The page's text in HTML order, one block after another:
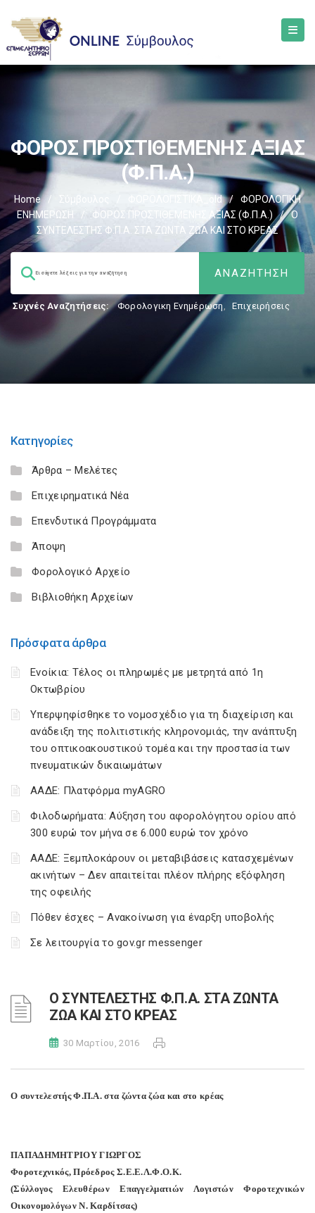
ΦΟΡΟΣ ΠΡΟΣΤΙΘΕΜΕΝΗΣ ΑΞΙΑΣ
(Φ.Π.Α.)
Home / Σύμβουλος ΦΟΡΟΛΟΓΙΣΤΙΚΑ_old /
ΦΟΡΟΛΟΓΙΚΗ
ΕΝΗΜΕΡΩΣΗ
/ ΦΟΡΟΣ ΠΡΟΣΤΙΘΕΜΕΝΗΣ ΑΞΙΑΣ (Φ.Π.Α.) /
Ο
ΣΥΝΤΕΛΕΣΤΗΣ Φ.Π.Α. ΣΤΑ ΖΩΝΤΑ ΖΩΑ ΚΑΙ ΣΤΟ ΚΡΕΑΣ
Συχνές Αναζητήσεις: Φορολογικη Ενημέρωση, Επιχειρήσεις
Κατηγορίες
Άρθρα – Μελέτες
Επιχειρηματικά Νέα
Επενδυτικά Προγράμματα
Άποψη
Φορολογικό Αρχείο
Βιβλιοθήκη Αρχείων
Πρόσφατα άρθρα
Ενοίκια: Τέλος οι πληρωμές με μετρητά από 1η
Οκτωβρίου
Υπερψηφίσθηκε το νομοσχέδιο για τη διαχείριση και
ανάδειξη της πολιτιστικής κληρονομιάς, την ανάπτυξη
του οπτικοακουστικού τομέα και την προστασία των
πνευματικών δικαιωμάτων
ΑΑΔΕ: Πλατφόρμα myAGRO
Φιλοδωρήματα: Αύξηση του αφορολόγητου ορίου από
300 ευρώ τον μήνα σε 6.000 ευρώ τον χρόνο
ΑΑΔΕ: Ξεμπλοκάρουν οι μεταβιβάσεις κατασχεμένων
ακινήτων – Δεν απαιτείται πλέον πλήρης εξόφληση
της οφειλής
Πόθεν έσχες – Ανακοίνωση για έναρξη υποβολής
Σε λειτουργία το gov.gr messenger
Ο ΣΥΝΤΕΛΕΣΤΗΣ Φ.Π.Α. ΣΤΑ ΖΩΝΤΑ
ΖΩΑ ΚΑΙ ΣΤΟ ΚΡΕΑΣ
30 Μαρτίου, 2016
Ο συντελεστής Φ.Π.Α. στα ζώντα ζώα και στο κρέας
ΠΑΠΑΔΗΜΗΤΡΙΟΥ ΓΙΩΡΓΟΣ
Φοροτεχνικός, Πρόεδρος Σ.Ε.Ε.Λ.Φ.Ο.Κ.
(Σύλλογος Ελευθέρων Επαγγελματιών Λογιστών Φοροτεχνικών
Οικονομολόγων Ν. Καρδίτσας)